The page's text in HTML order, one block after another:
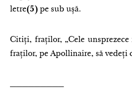
letre(5) pe sub ușă.
Citiți, fraților, „Cele
fraților, pe Apollinaire, să vedeți